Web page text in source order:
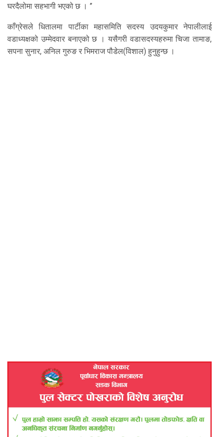
घरदैलोमा सहभागी भएको छ । ”
काँग्रेसले धितालमा पार्टीका महासमिति सदस्य उदयकुमार नेपालीलाई
वडाध्यक्षको उम्मेदवार बनाएको छ । यसैगरी वडासदस्यहरुमा चिजा तामाङ,
सपना सुनार, अनिल गुरुङ र भिमराज पौडेल(विशाल) हुनुहुन्छ ।